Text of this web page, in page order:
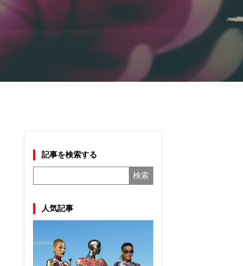
記事を検索する
人気記事